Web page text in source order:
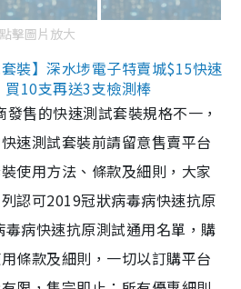
點擊圖片放大
裝】深水埗電子特賣城$15快速
10支再送3支檢測棒
售的快速測試套裝規格不一，
速測試套裝前請留意售賣平台
使用方法、條款及細則，大家
認可2019冠狀病毒病快速抗原
病快速抗原測試通用名單，購
條款及細則，一切以訂購平台